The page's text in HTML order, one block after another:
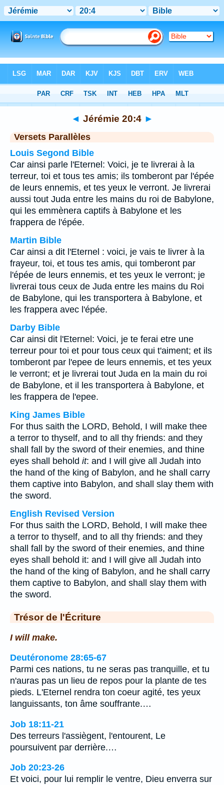
Chapitre 20 > Verset 4
◄ Jérémie 20:4 ►
Versets Parallèles
Louis Segond Bible
Car ainsi parle l'Eternel: Voici, je te livrerai à la
terreur, toi et tous tes amis; ils tomberont par l'épée
de leurs ennemis, et tes yeux le verront. Je livrerai
aussi tout Juda entre les mains du roi de Babylone,
qui les emmènera captifs à Babylone et les
frappera de l'épée.
Martin Bible
Car ainsi a dit l'Eternel : voici, je vais te livrer à la
frayeur, toi, et tous tes amis, qui tomberont par
l'épée de leurs ennemis, et tes yeux le verront; je
livrerai tous ceux de Juda entre les mains du Roi
de Babylone, qui les transportera à Babylone, et
les frappera avec l'épée.
Darby Bible
Car ainsi dit l'Eternel: Voici, je te ferai etre une
terreur pour toi et pour tous ceux qui t'aiment; et ils
tomberont par l'epee de leurs ennemis, et tes yeux
le verront; et je livrerai tout Juda en la main du roi
de Babylone, et il les transportera à Babylone, et
les frappera de l'epee.
King James Bible
For thus saith the LORD, Behold, I will make thee
a terror to thyself, and to all thy friends: and they
shall fall by the sword of their enemies, and thine
eyes shall behold it: and I will give all Judah into
the hand of the king of Babylon, and he shall carry
them captive into Babylon, and shall slay them with
the sword.
English Revised Version
For thus saith the LORD, Behold, I will make thee
a terror to thyself, and to all thy friends: and they
shall fall by the sword of their enemies, and thine
eyes shall behold it: and I will give all Judah into
the hand of the king of Babylon, and he shall carry
them captive to Babylon, and shall slay them with
the sword.
Trésor de l'Écriture
I will make.
Deutéronome 28:65-67
Parmi ces nations, tu ne seras pas tranquille, et tu
n'auras pas un lieu de repos pour la plante de tes
pieds. L'Eternel rendra ton coeur agité, tes yeux
languissants, ton âme souffrante.…
Job 18:11-21
Des terreurs l'assiègent, l'entourent, Le
poursuivent par derrière.…
Job 20:23-26
Et voici, pour lui remplir le ventre, Dieu enverra sur